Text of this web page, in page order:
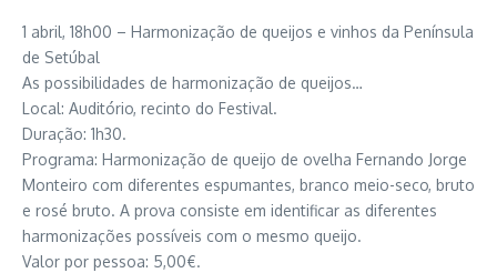
1 abril, 18h00 – Harmonização de queijos e vinhos da Península
de Setúbal
As possibilidades de harmonização de queijos…
Local: Auditório, recinto do Festival.
Duração: 1h30.
Programa: Harmonização de queijo de ovelha Fernando Jorge
Monteiro com diferentes espumantes, branco meio-seco, bruto
e rosé bruto. A prova consiste em identificar as diferentes
harmonizações possíveis com o mesmo queijo.
Valor por pessoa: 5,00€.